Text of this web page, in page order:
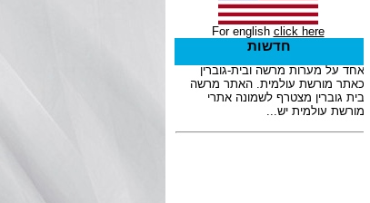
For english click here
חדשות